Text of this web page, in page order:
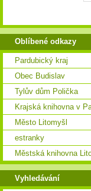
Oblíbené odkazy
Pardubický kraj
Obec Budislav
Tylův dům Polička
Krajská knihovna v
Město Litomyšl
estranky
Městská knihovna
Vyhledávání